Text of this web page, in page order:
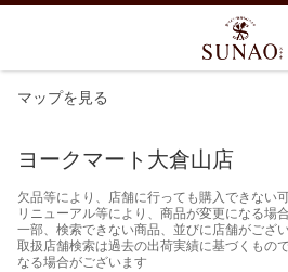
マップを見る
ヨークマート大倉山店
欠品等により、店舗に行っても購入できない
リニューアル等により、商品が変更になる場
一部、検索できない商品、並びに店舗がござ
取扱店舗検索は過去の出荷実績に基づくもの
なる場合がございます